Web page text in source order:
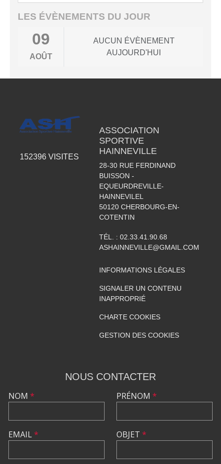
LES ÉVÈNEMENTS DU JOUR
09
AOÛT
AUCUN ÉVÈNEMENT
AUJOURD'HUI
152396 VISITES
ASSOCIATION
SPORTIVE
HAINNEVILLE
28-30 RUE FERDINAND
BUISSON -
EQUEURDREVILLE-
HAINNEVILEL
50120 CHERBOURG-EN-
COTENTIN
TÉL. : 02.33.41.90.68
ASHAINNEVILLE@GMAIL.COM
INFORMATIONS LÉGALES
SIGNALER UN CONTENU
INAPPROPRIÉ
CHARTE COOKIES
GESTION DES COOKIES
NOUS CONTACTER
NOM *
EMAIL*
PRÉNOM *
OBJET *